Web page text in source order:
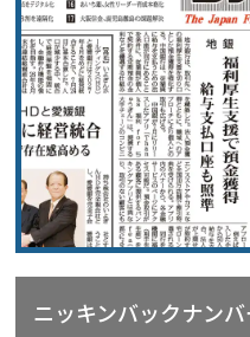
ニッキンバックナンバ